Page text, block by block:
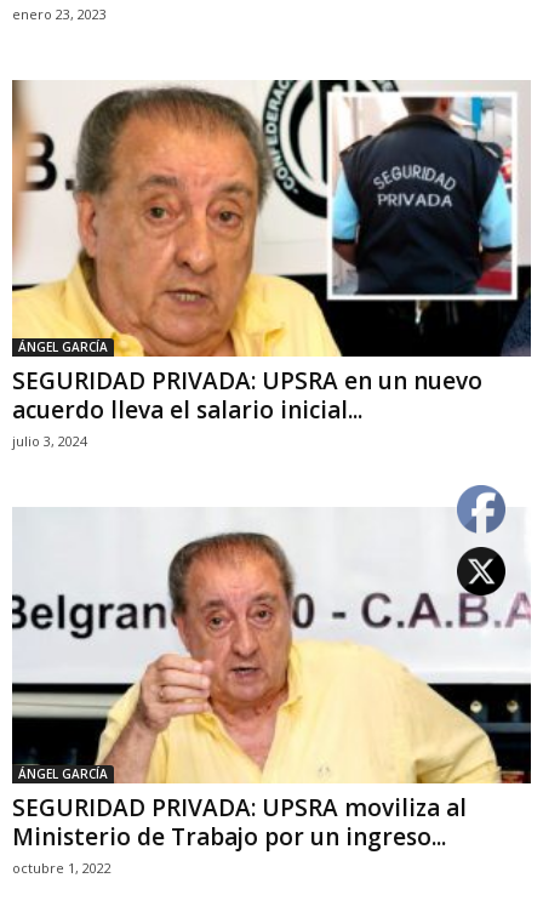
enero 23, 2023
ÁNGEL GARCÍA
SEGURIDAD PRIVADA: UPSRA en un nuevo
acuerdo lleva el salario inicial...
julio 3, 2024
ÁNGEL GARCÍA
SEGURIDAD PRIVADA: UPSRA moviliza al
Ministerio de Trabajo por un ingreso...
octubre 1, 2022